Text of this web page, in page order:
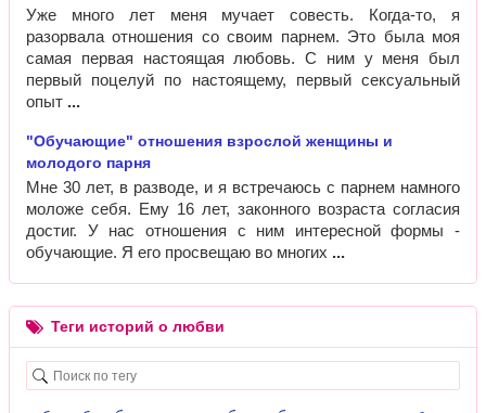
Уже много лет меня мучает совесть. Когда-то, я
разорвала отношения со своим парнем. Это была моя
самая первая настоящая любовь. С ним у меня был
первый поцелуй по настоящему, первый сексуальный
опыт
"Обучающие" отношения взрослой женщины и
молодого парня
Мне 30 лет, в разводе, и я встречаюсь с парнем намного
моложе себя. Ему 16 лет, законного возраста согласия
достиг. У нас отношения с ним интересной формы -
обучающие. Я его просвещаю во многих
Теги историй о любви